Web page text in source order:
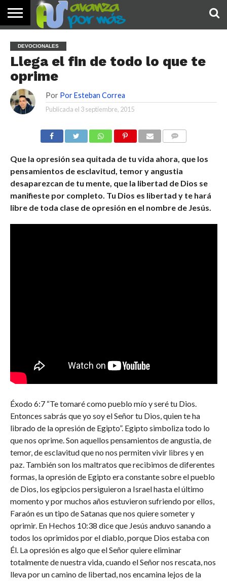
PALABRA
DE HOY
DEVOCIONALES
NOTICIAS
TESTIMONIOS
ORACIONES
SOBRE
NOSOTROS
IMÁGENES
DEVOCIONALES
Llega el fin de todo lo que te
oprime
Por Por Esteban Correa
Publicada el 3 septiembre, 2015
Que la opresión sea quitada de tu vida ahora, que los
pensamientos de esclavitud, temor y angustia
desaparezcan de tu mente, que la libertad de Dios se
manifieste por completo. Tu Dios es libertad y te hará
libre de toda clase de opresión en el nombre de Jesús.
Éxodo 6:7 “Te tomaré como pueblo mío y seré tu Dios.
Entonces sabrás que yo soy el Señor tu Dios, quien te ha
librado de la opresión de Egipto”. Egipto simboliza todo lo
que nos oprime. Son aquellos pensamientos de angustia, de
temor, de esclavitud que no nos permiten vivir libres y en
paz. También son los maltratos que recibimos de diferentes
formas, la opresión de Egipto era constante sobre el pueblo
de Dios, los egipcios persiguieron a Israel hasta el último
momento y por muchos años estuvieron sufriendo por ellos,
Faraón es un tipo de Satanas que nos quiere someter y
oprimir. En Hechos 10:38 dice que Jesús anduvo sanando a
todos los oprimidos por el diablo, porque Dios estaba con
Él. La opresión es algo que el Señor quiere eliminar
totalmente de nuestra vida, cuando el Señor nos rescata, nos
lleva por un camino de libertad, nos encamina lejos de la